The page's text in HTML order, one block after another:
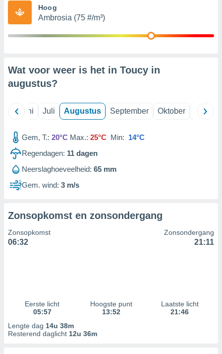
partners
Hoog
Ambrosia (75 #/m³)
Wat voor weer is het in Toucy in
augustus?
Juni Juli Augustus September Oktober
Gem, T.: 20°C Max.: 25°C Min: 14°C
Regendagen: 11 dagen
Neerslaghoeveelheid: 65 mm
Gem. wind: 3 m/s
Zonsopkomst en zonsondergang
Zonsopkomst
06:32
Zonsondergang
21:11
Eerste licht
05:57
Hoogste punt
13:52
Laatste licht
21:46
Lengte dag 14u 38m
Resterend daglicht 12u 36m